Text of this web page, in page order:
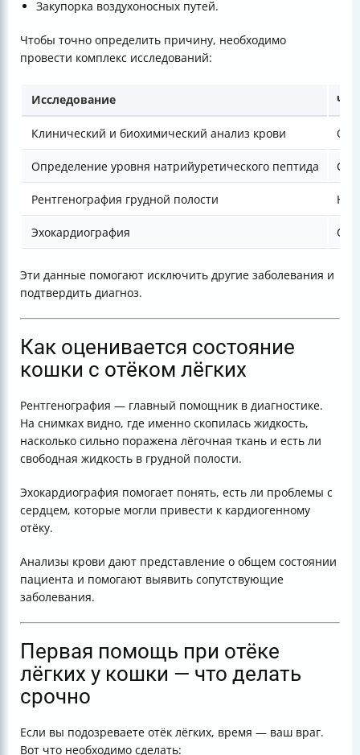
Закупорка воздухоносных путей.
Чтобы точно определить причину, необходимо
провести комплекс исследований:
Исследование
Клинический и биохимический анализ крови
Определение уровня натрийуретического пептида
Рентгенография грудной полости
Эхокардиография
Эти данные помогают исключить другие заболевания и
подтвердить диагноз.
Как оценивается состояние
кошки с отёком лёгких
Рентгенография — главный помощник в диагностике.
На снимках видно, где именно скопилась жидкость,
насколько сильно поражена лёгочная ткань и есть ли
свободная жидкость в грудной полости.
Эхокардиография помогает понять, есть ли проблемы с
сердцем, которые могли привести к кардиогенному
отёку.
Анализы крови дают представление о общем состоянии
пациента и помогают выявить сопутствующие
заболевания.
Первая помощь при отёке
лёгких у кошки — что делать
срочно
Если вы подозреваете отёк лёгких, время — ваш враг.
Вот что необходимо сделать: